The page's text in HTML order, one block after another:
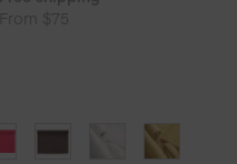
From $75